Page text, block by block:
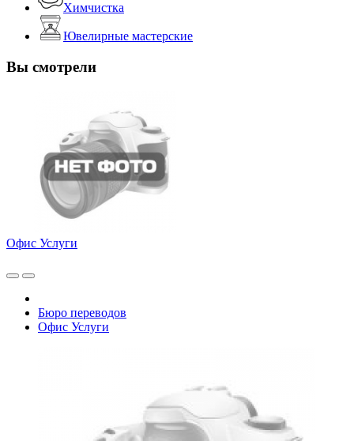
Химчистка
Ювелирные мастерские
Вы смотрели
Офис Услуги
Бюро переводов
Офис Услуги